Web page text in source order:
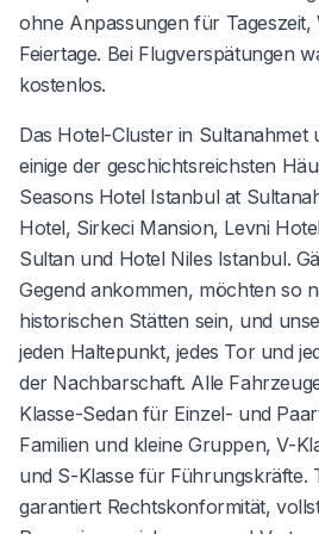
ohne Anpassungen für Tageszeit,
Feiertage. Bei Flugverspätungen
kostenlos.
Das Hotel-Cluster in Sultanahmet
einige der geschichtsreichsten
Seasons Hotel Istanbul at
Hotel, Sirkeci Mansion, Levni
Sultan und Hotel Niles Istanbul.
Gegend ankommen, möchten so
historischen Stätten sein, und
jeden Haltepunkt, jedes Tor und
der Nachbarschaft. Alle
Klasse-Sedan für Einzel- und
Familien und kleine Gruppen, V-
und S-Klasse für Führungskräfte.
garantiert Rechtskonformität,